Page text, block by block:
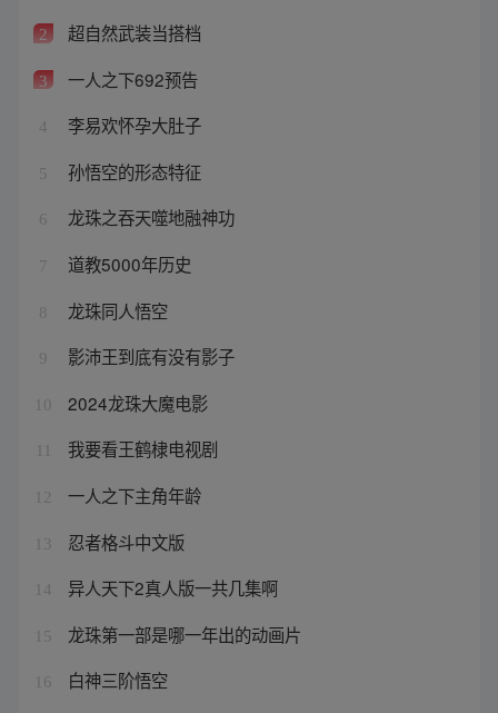
2 超自然武装当搭档
3 一人之下692预告
4 李易欢怀孕大肚子
5 孙悟空的形态特征
6 龙珠之吞天噬地融神功
7 道教5000年历史
8 龙珠同人悟空
9 影沛王到底有没有影子
10 2024龙珠大魔电影
我要看王鹤棣电视剧
12 一人之下主角年龄
13 忍者格斗中文版
14 异人天下2真人版一共几集啊
15 龙珠第一部是哪一年出的动画片
16 白神三阶悟空